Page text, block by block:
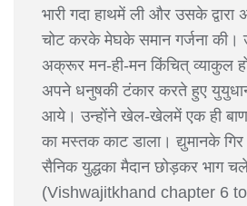
भारी गदा हाथमें ली और उसके
चोट करके मेघके समान गर्जना की।
अक्रूर मन-ही-मन किंचित् व्याकुल
अपने धनुषकी टंकार करते हुए
आये। उन्होंने खेल-खेलमें एक ही बाण
का मस्तक काट डाला। द्युमानके
सैनिक युद्धका मैदान छोड़कर भाग
(Vishwajitkhand chapter 6